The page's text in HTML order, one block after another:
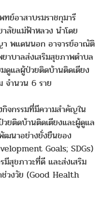
ย์อาสาบรมราชกุมารี
ลัยแม่ฟ้าหลวง นำโดย
า พแดนนอก อาจารย์อาณัติ
าบาลส่งเสริมสุขภาพตำบล
ดูแลผู้ป่วยติดบ้านติดเตียง
จำนวน 6 ราย
จกรรมที่มีความสำคัญใน
ยติดบ้านติดเตียงและผู้ดูแล
ฒนาอย่างยั่งยืนของ
Goals; SDGs)
มีสุขภาวะที่ดี และส่งเสริม
วงวัย (Good Health